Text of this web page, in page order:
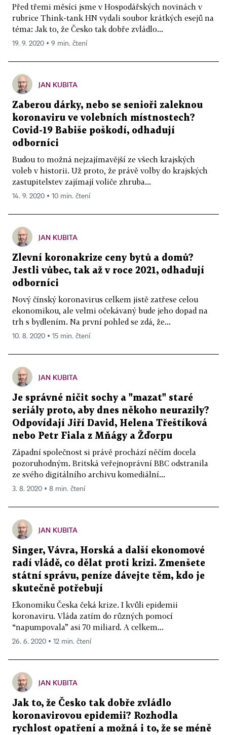
Před třemi měsíci jsme v Hospodářských novinách v
rubrice Think-tank HN vydali soubor krátkých esejů na
téma: Jak to, že Česko tak dobře zvládlo...
19. 9. 2020 ▪ 9 min. čtení
JAN KUBITA
Zaberou dárky, nebo se senioři zaleknou
koronaviru ve volebních místnostech?
Covid-19 Babiše poškodí, odhadují
odborníci
Budou to možná nejzajímavější ze všech krajských
voleb v historii. Už proto, že právě volby do krajských
zastupitelstev zajímají voliče zhruba...
14. 9. 2020 ▪ 10 min. čtení
JAN KUBITA
Zlevní koronakrize ceny bytů a domů?
Jestli vůbec, tak až v roce 2021, odhadují
odborníci
Nový čínský koronavirus celkem jistě zatřese celou
ekonomikou, ale velmi očekávaný bude jeho dopad na
trh s bydlením. Na první pohled se zdá, že...
10. 8. 2020 ▪ 15 min. čtení
JAN KUBITA
Je správné ničit sochy a "mazat" staré
seriály proto, aby dnes někoho neurazily?
Odpovídají Jiří David, Helena Třeštíková
nebo Petr Fiala z Mňágy a Žďorpu
Západní společnost si právě prochází něčím docela
pozoruhodným. Britská veřejnoprávní BBC odstranila
ze svého digitálního archivu komediální...
3. 8. 2020 ▪ 8 min. čtení
JAN KUBITA
Singer, Vávra, Horská a další ekonomové
radí vládě, co dělat proti krizi. Zmenšete
státní správu, peníze dávejte těm, kdo je
skutečně potřebují
Ekonomiku Česka čeká krize. I kvůli epidemii
koronaviru. Vláda zatím do různých pomocí
“napumpovala” asi 70 miliard. A celkem...
26. 6. 2020 ▪ 12 min. čtení
JAN KUBITA
Jak to, že Česko tak dobře zvládlo
koronavirovou epidemii? Rozhodla
rychlost opatření a možná i to, že se méně